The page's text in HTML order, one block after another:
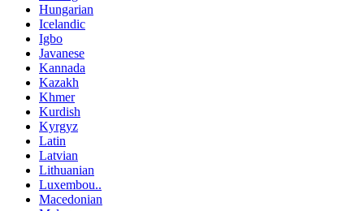
Hungarian
Icelandic
Igbo
Javanese
Kannada
Kazakh
Khmer
Kurdish
Kyrgyz
Latin
Latvian
Lithuanian
Luxembou..
Macedonian